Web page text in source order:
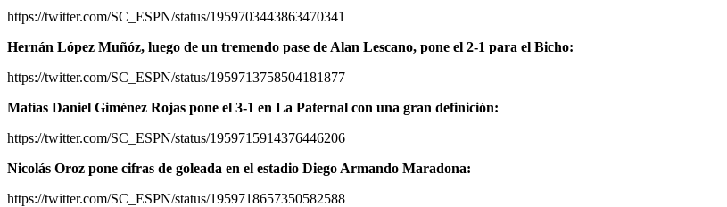
https://twitter.com/SC_ESPN/status/1959703443863470341
Hernán López Muñóz, luego de un tremendo pase de Alan Lescano, pone el 2-1 para el Bicho:
https://twitter.com/SC_ESPN/status/1959713758504181877
Matías Daniel Giménez Rojas pone el 3-1 en La Paternal con una gran definición:
https://twitter.com/SC_ESPN/status/1959715914376446206
Nicolás Oroz pone cifras de goleada en el estadio Diego Armando Maradona:
https://twitter.com/SC_ESPN/status/1959718657350582588